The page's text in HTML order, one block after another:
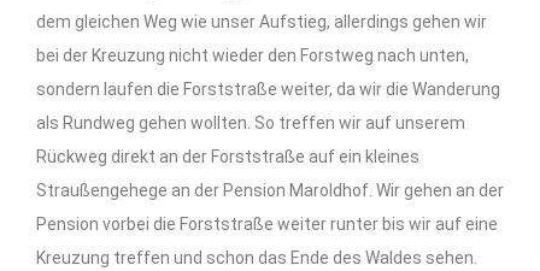
dem gleichen Weg wie unser Aufstieg, allerdings gehen wir
bei der Kreuzung nicht wieder den Forstweg nach unten,
sondern laufen die Forststraße weiter, da wir die Wanderung
als Rundweg gehen wollten. So treffen wir auf unserem
Rückweg direkt an der Forststraße auf ein kleines
Straußengehege an der Pension Maroldhof. Wir gehen an der
Pension vorbei die Forststraße weiter runter bis wir auf eine
Kreuzung treffen und schon das Ende des Waldes sehen.